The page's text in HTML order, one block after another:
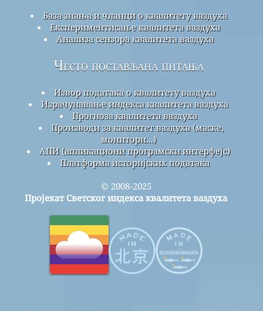
База знања и чланци о квалитету ваздуха
Експериментисање квалитета ваздуха
Анализа сензора квалитета ваздуха
Често постављана питања
Извор података о квалитету ваздуха
Израчунавање индекса квалитета ваздуха
Прогноза квалитета ваздуха
Производи за квалитет ваздуха (маске,
монитори...)
АПИ (апликациони програмски интерфејс)
Платформа историјских података
© 2008-2025
Пројекат Светског индекса квалитета ваздуха